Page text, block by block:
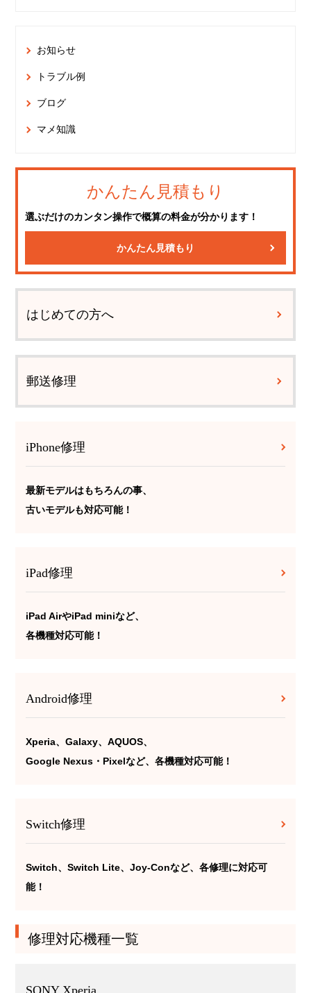
お知らせ
トラブル例
ブログ
マメ知識
かんたん見積もり
選ぶだけのカンタン操作で概算の料金が分かります！
かんたん見積もり
はじめての方へ
郵送修理
iPhone修理
最新モデルはもちろんの事、
古いモデルも対応可能！
iPad修理
iPad AirやiPad miniなど、
各機種対応可能！
Android修理
Xperia、Galaxy、AQUOS、
Google Nexus・Pixelなど、各機種対応可能！
Switch修理
Switch、Switch Lite、Joy-Conなど、各修理に対応可
能！
修理対応機種一覧
SONY Xperia